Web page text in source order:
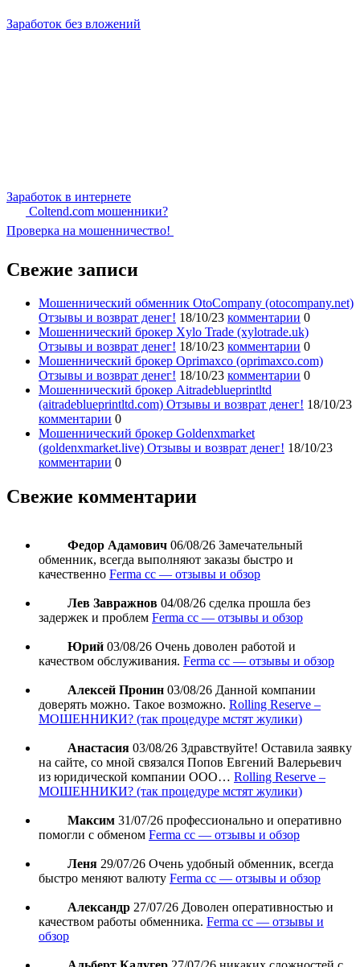
Заработок без вложений
Заработок в интернете
Coltend.com мошенники?
Проверка на мошенничество!
Свежие записи
Мошеннический обменник OtoCompany (otocompany.net)
Отзывы и возврат денег! 18/10/23 комментарии 0
Мошеннический брокер Xylo Trade (xylotrade.uk)
Отзывы и возврат денег! 18/10/23 комментарии 0
Мошеннический брокер Oprimaxco (oprimaxco.com)
Отзывы и возврат денег! 18/10/23 комментарии 0
Мошеннический брокер Aitradeblueprintltd
(aitradeblueprintltd.com) Отзывы и возврат денег! 18/10/23
комментарии 0
Мошеннический брокер Goldenxmarket
(goldenxmarket.live) Отзывы и возврат денег! 18/10/23
комментарии 0
Свежие комментарии
Федор Адамович 06/08/26 Замечательный
обменник, всегда выполняют заказы быстро и
качественно Ferma cc — отзывы и обзор
Лев Завражнов 04/08/26 сделка прошла без
задержек и проблем Ferma cc — отзывы и обзор
Юрий 03/08/26 Очень доволен работой и
качеством обслуживания. Ferma cc — отзывы и обзор
Алексей Пронин 03/08/26 Данной компании
доверять можно. Такое возможно. Rolling Reserve –
МОШЕННИКИ? (так процедуре мстят жулики)
Анастасия 03/08/26 Здравствуйте! Оставила заявку
на сайте, со мной связался Попов Евгений Валерьевич
из юридической компании ООО… Rolling Reserve –
МОШЕННИКИ? (так процедуре мстят жулики)
Максим 31/07/26 профессионально и оперативно
помогли с обменом Ferma cc — отзывы и обзор
Леня 29/07/26 Очень удобный обменник, всегда
быстро меняют валюту Ferma cc — отзывы и обзор
Александр 27/07/26 Доволен оперативностью и
качеством работы обменника. Ferma cc — отзывы и
обзор